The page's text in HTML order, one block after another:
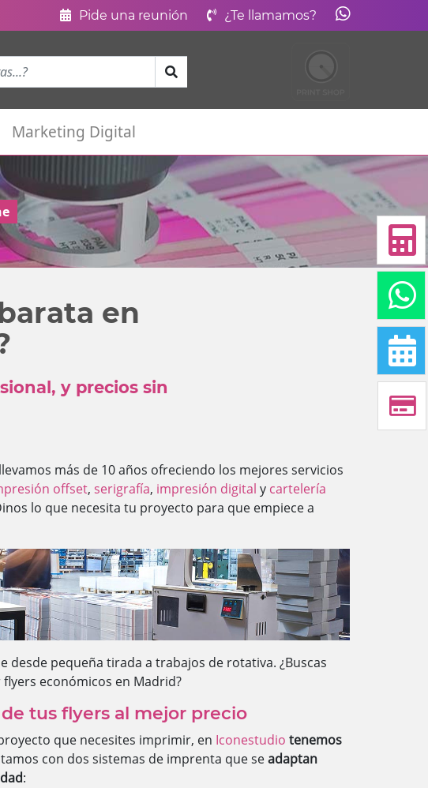
Pide una reunión ¿Te llamamos?
Marketing Digital
en
y precios sin
llevamos más de 10 años ofreciendo los mejores servicios
offset, serigrafía, impresión digital y cartelería
lo que necesita tu proyecto para que empiece a
desde pequeña tirada a trabajos de rotativa. ¿Buscas
económicos en Madrid?
tus flyers al mejor precio
que necesites imprimir, en Iconestudio tenemos
con dos sistemas de imprenta que seadaptan
: